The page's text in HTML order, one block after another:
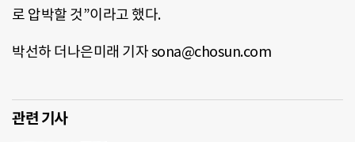
로 압박할 것”이라고 했다.
박선하 더나은미래 기자 sona@chosun.com
관련 기사